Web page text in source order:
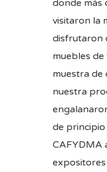
donde más
visitaron la
disfrutaron
muebles
muestra de
nuestra
de principio
CAFYDMA